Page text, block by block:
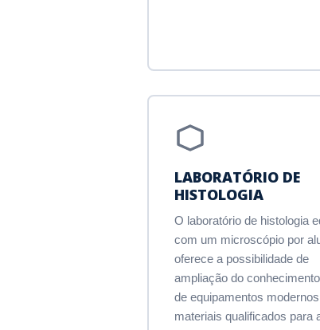
LABORATÓRIO DE
HISTOLOGIA
O laboratório de histologia
com um microscópio por
oferece a possibilidade de
ampliação do
de equipamentos
materiais qualificados para